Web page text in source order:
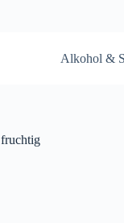
Alkohol &
fruchtig